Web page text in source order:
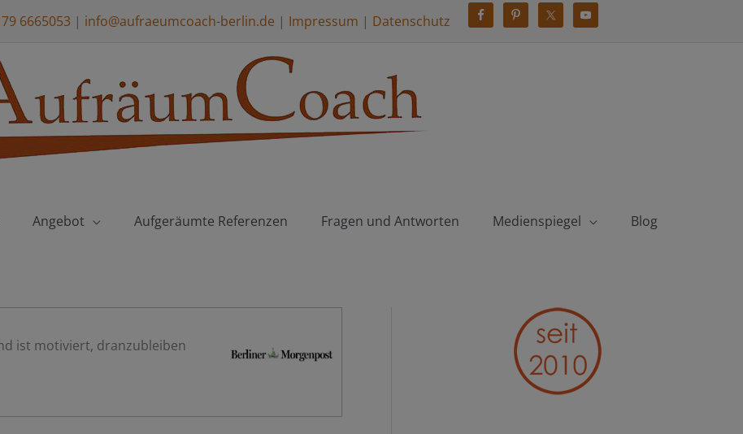
6665053 | info@aufraeumcoach-berlin.de | Impressum | Datenschutz
Angebot Aufgeräumte Referenzen Fragen und Antworten Medienspiegel Blog
ist motiviert, dranzubleiben